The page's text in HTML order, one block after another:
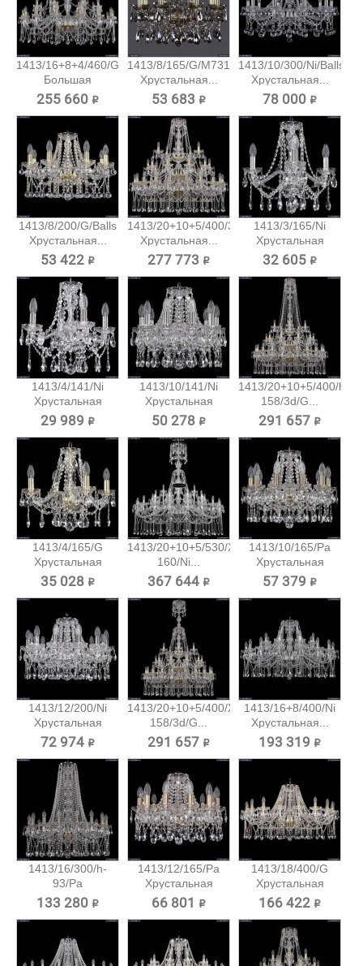
1413/16+8+4/460/G
Большая
хрустальная...
255 660 ₽
1413/8/165/G/M731
Хрустальная...
53 683 ₽
1413/10/300/Ni/Balls
Хрустальная...
78 000 ₽
1413/8/200/G/Balls
Хрустальная...
53 422 ₽
1413/20+10+5/400/3d/G
Хрустальная...
277 773 ₽
1413/3/165/Ni
Хрустальная
подвесная...
32 605 ₽
1413/4/141/Ni
Хрустальная
подвесная...
29 989 ₽
1413/10/141/Ni
Хрустальная
подвесная...
50 278 ₽
1413/20+10+5/400/h-
158/3d/G...
291 657 ₽
1413/4/165/G
Хрустальная
подвесная...
35 028 ₽
1413/20+10+5/530/XL-
160/Ni...
367 644 ₽
1413/10/165/Pa
Хрустальная
подвесная...
57 379 ₽
1413/12/200/Ni
Хрустальная
подвесная...
72 974 ₽
1413/20+10+5/400/XL-
158/3d/G...
291 657 ₽
1413/16+8/400/Ni
Хрустальная...
193 319 ₽
1413/16/300/h-
93/Pa
Хрустальная...
133 280 ₽
1413/12/165/Pa
Хрустальная
подвесная...
66 801 ₽
1413/18/400/G
Хрустальная
подвесная...
166 422 ₽